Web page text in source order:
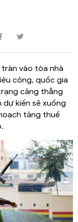
tràn vào tòa nhà
công, quốc gia
căng thẳng
kiến sẽ xuống
tăng thuế